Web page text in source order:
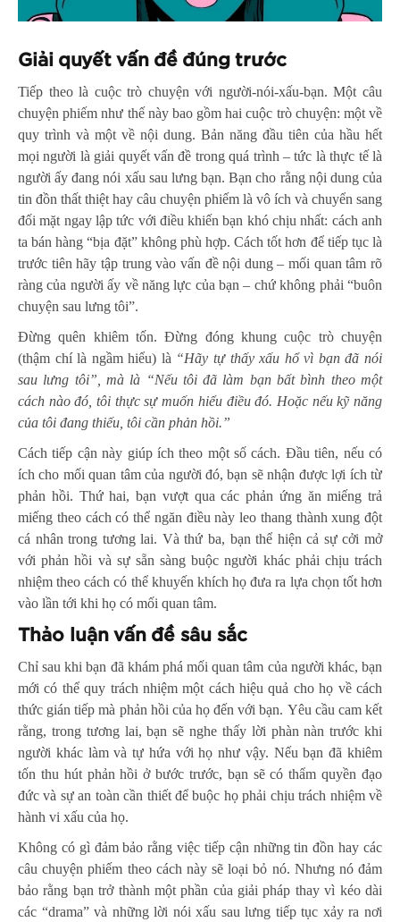
Giải quyết vấn đề đúng trước
Tiếp theo là cuộc trò chuyện với người-nói-xấu-bạn. Một câu
chuyện phiếm như thế này bao gồm hai cuộc trò chuyện: một về
quy trình và một về nội dung. Bản năng đầu tiên của hầu hết
mọi người là giải quyết vấn đề trong quá trình – tức là thực tế là
người ấy đang nói xấu sau lưng bạn. Bạn cho rằng nội dung của
tin đồn thất thiệt hay câu chuyện phiếm là vô ích và chuyển sang
đối mặt ngay lập tức với điều khiến bạn khó chịu nhất: cách anh
ta bán hàng “bịa đặt” không phù hợp. Cách tốt hơn để tiếp tục là
trước tiên hãy tập trung vào vấn đề nội dung – mối quan tâm rõ
ràng của người ấy về năng lực của bạn – chứ không phải “buôn
chuyện sau lưng tôi”.
Đừng quên khiêm tốn. Đừng đóng khung cuộc trò chuyện
(thậm chí là ngầm hiểu) là “Hãy tự thấy xấu hổ vì bạn đã nói
sau lưng tôi”, mà là “Nếu tôi đã làm bạn bất bình theo một
cách nào đó, tôi thực sự muốn hiểu điều đó. Hoặc nếu kỹ năng
của tôi đang thiếu, tôi cần phản hồi.”
Cách tiếp cận này giúp ích theo một số cách. Đầu tiên, nếu có
ích cho mối quan tâm của người đó, bạn sẽ nhận được lợi ích từ
phản hồi. Thứ hai, bạn vượt qua các phản ứng ăn miếng trả
miếng theo cách có thể ngăn điều này leo thang thành xung đột
cá nhân trong tương lai. Và thứ ba, bạn thể hiện cả sự cởi mở
với phản hồi và sự sẵn sàng buộc người khác phải chịu trách
nhiệm theo cách có thể khuyến khích họ đưa ra lựa chọn tốt hơn
vào lần tới khi họ có mối quan tâm.
Thảo luận vấn đề sâu sắc
Chỉ sau khi bạn đã khám phá mối quan tâm của người khác, bạn
mới có thể quy trách nhiệm một cách hiệu quả cho họ về cách
thức gián tiếp mà phản hồi của họ đến với bạn. Yêu cầu cam kết
rằng, trong tương lai, bạn sẽ nghe thấy lời phàn nàn trước khi
người khác làm và tự hứa với họ như vậy. Nếu bạn đã khiêm
tốn thu hút phản hồi ở bước trước, bạn sẽ có thẩm quyền đạo
đức và sự an toàn cần thiết để buộc họ phải chịu trách nhiệm về
hành vi xấu của họ.
Không có gì đảm bảo rằng việc tiếp cận những tin đồn hay các
câu chuyện phiếm theo cách này sẽ loại bỏ nó. Nhưng nó đảm
bảo rằng bạn trở thành một phần của giải pháp thay vì kéo dài
các “drama” và những lời nói xấu sau lưng tiếp tục xảy ra nơi